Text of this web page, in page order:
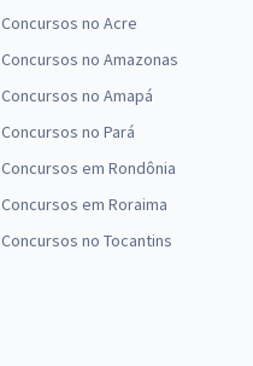
Concursos no Acre
Concursos no Amazonas
Concursos no Amapá
Concursos no Pará
Concursos em Rondônia
Concursos em Roraima
Concursos no Tocantins